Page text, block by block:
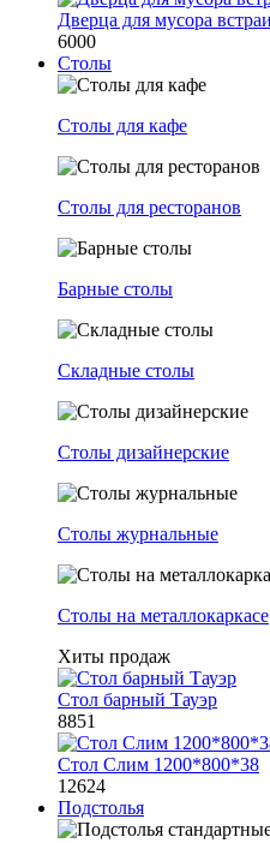
Дверца для мусора
6000
Столы
Столы для кафе
Столы для ресторанов
Барные столы
Складные столы
Столы дизайнерские
Столы журнальные
Столы на металлокаркасе
Хиты продаж
Стол барный Тауэр
8851
Стол Слим 1200*800*38
12624
Подстолья